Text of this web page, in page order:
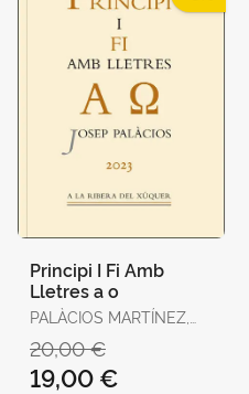
Principi I Fi Amb
Lletres a o
PALÀCIOS MARTÍNEZ,
20,00 €
19,00 €